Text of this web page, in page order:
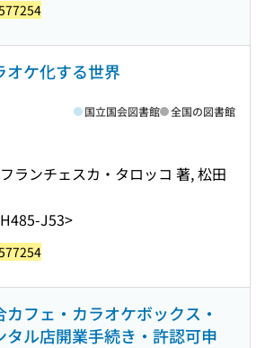
オケ化する世界
ランチェスカ・タロッコ 著, 松田
J53>
国立国会図書館 全国の図書館
カフェ・カラオケボックス・
タル店開業手続き・許認可申